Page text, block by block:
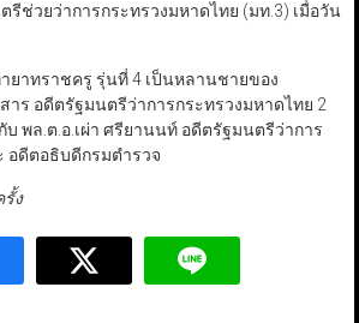
ช่วยว่าการกระทรวงมหาดไทย (มท.3) เมื่อวัน
ยาทราชครู รุ่นที่ 4 เป็นหลานชายของ
าร อดีตรัฐมนตรีว่าการกระทรวงมหาดไทย 2
พล.ต.อ.เผ่า ศรียานนท์ อดีตรัฐมนตรีว่าการ
อดีตอธิบดีกรมตำรวจ​
ง